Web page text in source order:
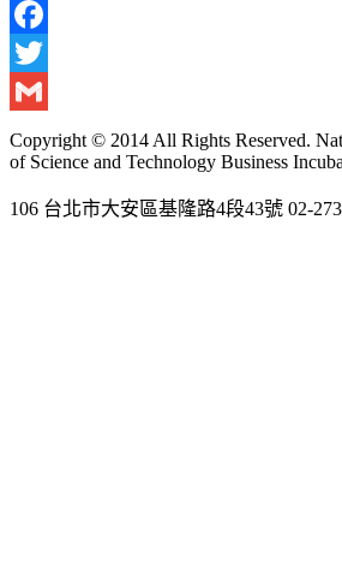
Facebook
Twitter
Gmail
Copyright © 2014 All Rights Reserved.
of Science and Technology Business
106 台北市大安區基隆路4段43號 02-